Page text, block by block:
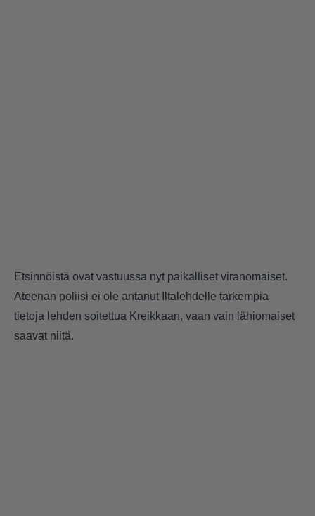
Etsinnöistä ovat vastuussa nyt paikalliset viranomaiset.
Ateenan poliisi ei ole antanut Iltalehdelle tarkempia
tietoja lehden soitettua Kreikkaan, vaan vain lähiomaiset
saavat niitä.